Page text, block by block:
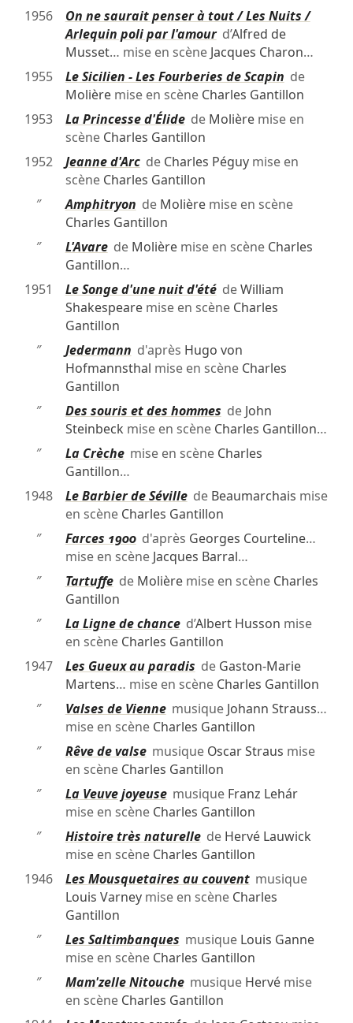
1956
On ne saurait penser à tout / Les Nuits /
Arlequin poli par l'amourd’Alfred de
Musset… mise en scène Jacques Charon…
1955
Le Sicilien - Les Fourberies de Scapin de
Molièremise en scène Charles Gantillon
1953
La Princesse d'Élidede Molièremise en
scène Charles Gantillon
1952
Jeanne d'Arcde Charles Péguymise en
scène Charles Gantillon
″
Amphitryon de Molièremise en scène
Charles Gantillon
″
L'Avarede Molièremise en scène Charles
Gantillon…
1951
Le Songe d'une nuit d'étédeWilliam
Shakespearemise en scène Charles
Gantillon
″
Jedermann d'après Hugo von
Hofmannsthal mise en scène Charles
Gantillon
″
Des souris et des hommes de John
Steinbeck mise en scène Charles Gantillon…
″
La Crèchemise en scène Charles
Gantillon…
1948
Le Barbier de Sévillede Beaumarchais mise
en scène Charles Gantillon
″
Farces 1900d'après Georges Courteline…
mise en scène Jacques Barral…
″
Tartuffede Molièremise en scène Charles
Gantillon
″
La Ligne de chanced’Albert Husson mise
en scène Charles Gantillon
1947
Les Gueux au paradis de Gaston-Marie
Martens… mise en scène Charles Gantillon
″
Valses de Viennemusique Johann Strauss…
mise en scène Charles Gantillon
″
Rêve de valsemusique Oscar Straus mise
en scène Charles Gantillon
″
La Veuve joyeusemusique Franz Lehár
mise en scène Charles Gantillon
″
Histoire très naturellede Hervé Lauwick
mise en scène Charles Gantillon
1946
Les Mousquetaires au couventmusique
Louis Varneymise en scène Charles
Gantillon
″
Les Saltimbanques musique Louis Ganne
mise en scène Charles Gantillon
″
Mam'zelle Nitouchemusique Hervémise
en scène Charles Gantillon